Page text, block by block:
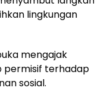
lingkungan
mengajak
permisif terhadap
sosial.